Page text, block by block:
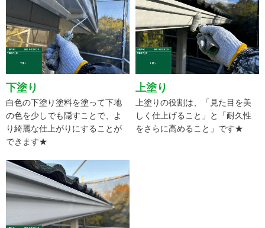
下塗り
白色の下塗り塗料を塗って下地
の色を少しでも隠すことで、よ
り綺麗な仕上がりにすることが
できます★
上塗り
上塗りの役割は、「見た目を美
しく仕上げること」と「耐久性
をさらに高めること」です★